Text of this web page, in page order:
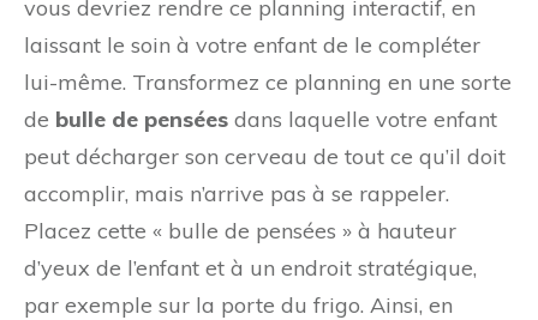
vous devriez rendre ce planning interactif, en
laissant le soin à votre enfant de le compléter
lui-même. Transformez ce planning en une sorte
de bulle de pensées dans laquelle votre enfant
peut décharger son cerveau de tout ce qu’il doit
accomplir, mais n’arrive pas à se rappeler.
Placez cette « bulle de pensées » à hauteur
d’yeux de l’enfant et à un endroit stratégique,
par exemple sur la porte du frigo. Ainsi, en